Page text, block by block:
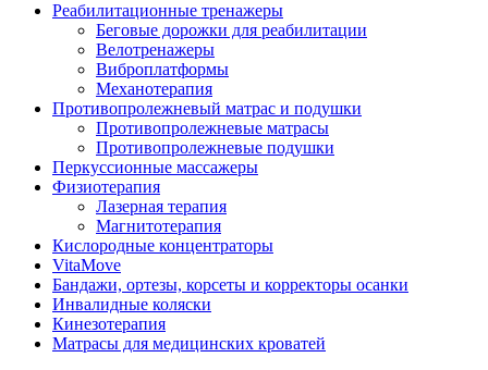
Реабилитационные тренажеры
Беговые дорожки для реабилитации
Велотренажеры
Виброплатформы
Механотерапия
Противопролежневый матрас и подушки
Противопролежневые матрасы
Противопролежневые подушки
Перкуссионные массажеры
Физиотерапия
Лазерная терапия
Магнитотерапия
Кислородные концентраторы
VitaMove
Бандажи, ортезы, корсеты и корректоры осанки
Инвалидные коляски
Кинезотерапия
Матрасы для медицинских кроватей